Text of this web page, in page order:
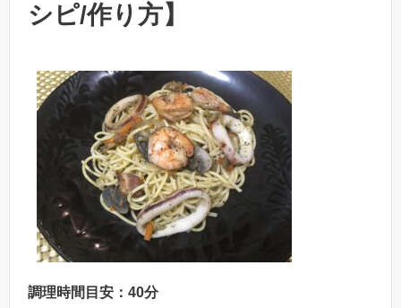
シピ/作り方】
調理時間目安：40分